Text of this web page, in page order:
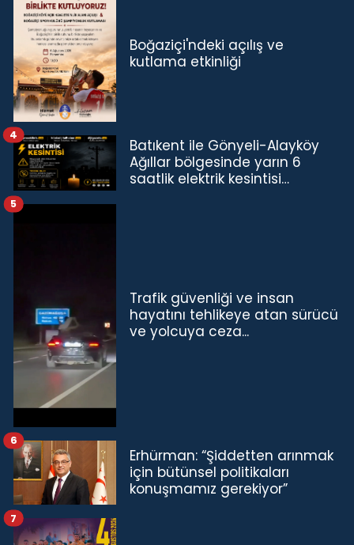
Boğaziçi'ndeki açılış ve
kutlama etkinliği
Batıkent ile Gönyeli-Alayköy
Ağıllar bölgesinde yarın 6
saatlik elektrik kesintisi…
4
Trafik güvenliği ve insan
hayatını tehlikeye atan sürücü
ve yolcuya ceza...
5
Erhürman: “Şiddetten arınmak
için bütünsel politikaları
konuşmamız gerekiyor”
6
7